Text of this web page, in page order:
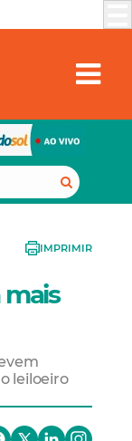
IMPRIMIR
mais
leiloeiro